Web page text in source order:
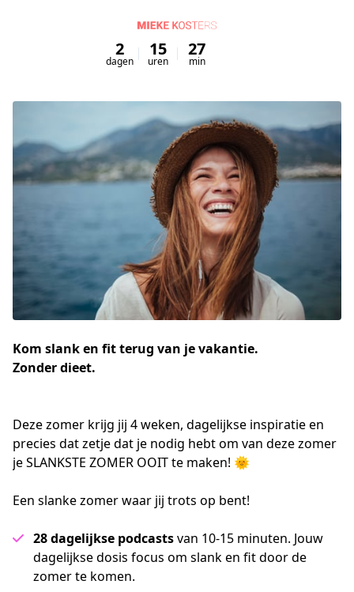
2
dagen
15
uren
27
min
Kom slank en fit terug van je vakantie.
Zonder dieet.
Deze zomer krijg jij 4 weken, dagelijkse inspiratie en
precies dat zetje dat je nodig hebt om van deze zomer
je SLANKSTE ZOMER OOIT te maken! 🌞
Een slanke zomer waar jij trots op bent!
28 dagelijkse podcastsvan 10-15 minuten. Jouw
dagelijkse dosis focus om slank en fit door de
zomer te komen.